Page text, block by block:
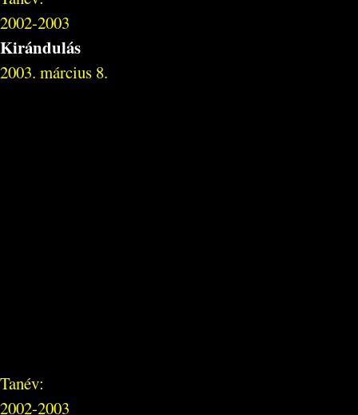
2002-2003
Kirándulás
2003. március 8.
Tanév:
2002-2003